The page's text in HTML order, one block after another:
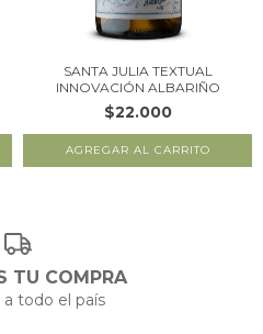
SANTA JULIA TEXTUAL
INNOVACIÓN ALBARIÑO
$22.000
TU COMPRA
todo el país